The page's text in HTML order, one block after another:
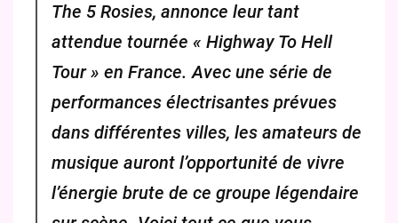
The 5 Rosies, annonce leur tant
attendue tournée « Highway To Hell
Tour » en France. Avec une série de
performances électrisantes prévues
dans différentes villes, les amateurs de
musique auront l’opportunité de vivre
l’énergie brute de ce groupe légendaire